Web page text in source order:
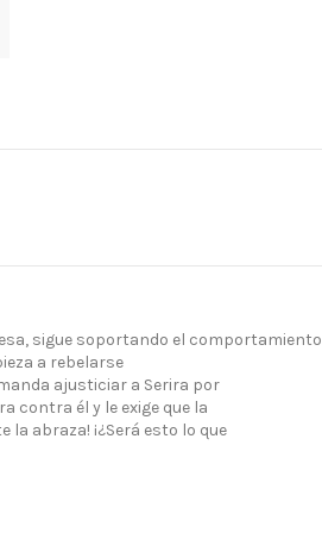
sigue soportando el comportamiento
a rebelarse
ajusticiar a Serira por
contra él y le exige que la
la abraza! ¡¿Será esto lo que